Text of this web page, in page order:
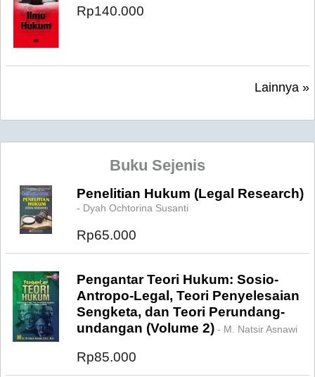
Rp140.000
Lainnya »
Buku Sejenis
Penelitian Hukum (Legal Research)
- Dyah Ochtorina Susanti
Rp65.000
Pengantar Teori Hukum: Sosio-
Antropo-Legal, Teori Penyelesaian
Sengketa, dan Teori Perundang-
undangan (Volume 2) - M. Natsir Asnawi
Rp85.000